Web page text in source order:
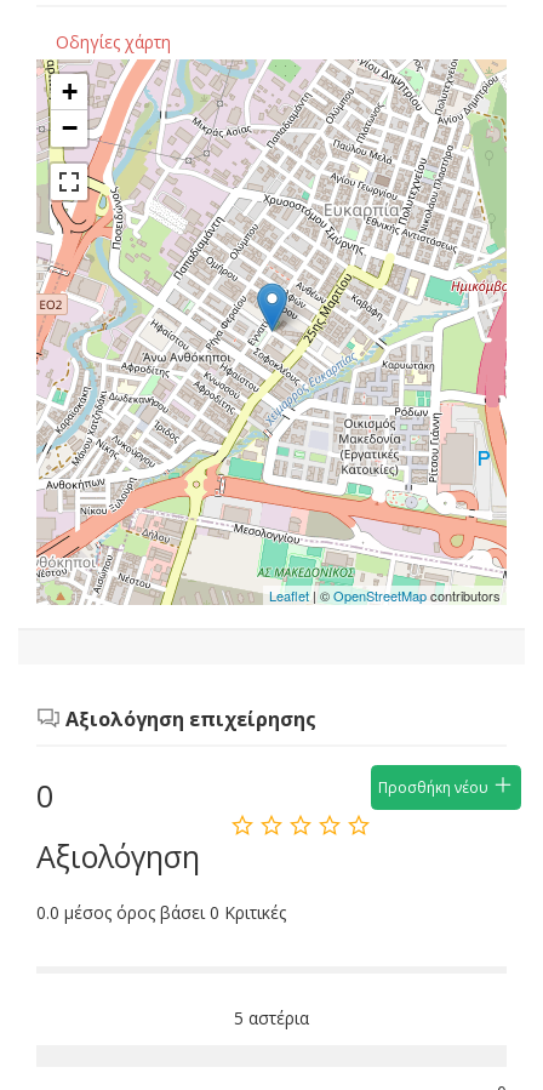
Οδηγίες χάρτη
+
−
Leaflet| ©OpenStreetMapcontributors
Αξιολόγηση επιχείρησης
0
Αξιολόγηση
0.0 μέσος όρος βάσει 0 Κριτικές
Προσθήκη νέου
5 αστέρια